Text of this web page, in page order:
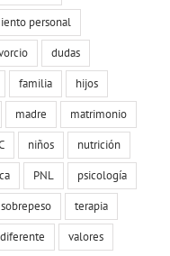
personal
dudas
familia
hijos
madre
matrimonio
niños
nutrición
PNL
psicología
sobrepeso
terapia
valores